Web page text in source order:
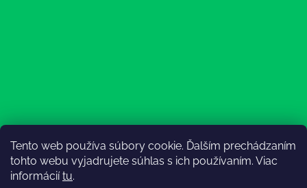
Tento web používa súbory cookie. Ďalším prechádzaním
tohto webu vyjadrujete súhlas s ich používaním. Viac
informáciítu.
Sledovať na Instagrame